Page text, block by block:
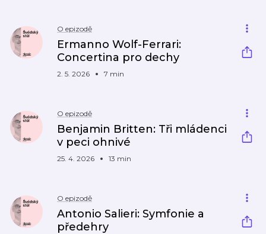
O epizodě
Ermanno Wolf-Ferrari:
Concertina pro dechy
2. 5. 2026 7 min
O epizodě
Benjamin Britten: Tři mládenci
v peci ohnivé
25. 4. 2026 13 min
O epizodě
Antonio Salieri: Symfonie a
předehry